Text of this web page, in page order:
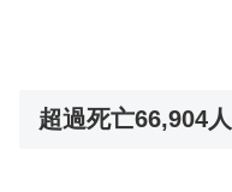
超過死亡66,904人